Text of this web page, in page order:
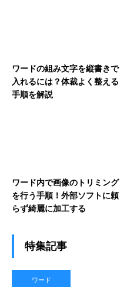
ワードの組み文字を縦書きで
入れるには？体裁よく整える
手順を解説
ワード内で画像のトリミング
を行う手順！外部ソフトに頼
らず綺麗に加工する
特集記事
ワード